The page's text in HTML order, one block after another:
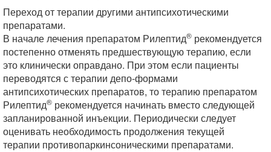
Переход от терапии другими антипсихотическими
препаратами.
В начале лечения препаратом Рилептид® рекомендуется
постепенно отменять предшествующую терапию, если
это клинически оправдано. При этом если пациенты
переводятся с терапии депо-формами
антипсихотических препаратов, то терапию препаратом
Рилептид® рекомендуется начинать вместо следующей
запланированной инъекции. Периодически следует
оценивать необходимость продолжения текущей
терапии противопаркинсоническими препаратами.